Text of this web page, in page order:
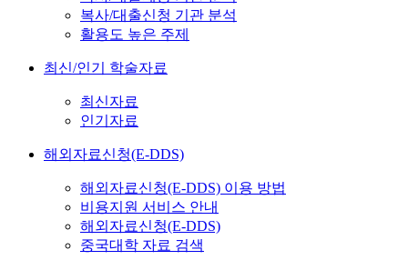
복사/대출신청 기관 분석
활용도 높은 주제
최신/인기 학술자료
최신자료
인기자료
해외자료신청(E-DDS)
해외자료신청(E-DDS) 이용 방법
비용지원 서비스 안내
해외자료신청(E-DDS)
중국대학 자료 검색